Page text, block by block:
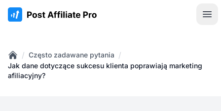
:site.title
Home
/ Często zadawane pytania /
Jak dane dotyczące sukcesu klienta poprawiają marketing
afiliacyjny?